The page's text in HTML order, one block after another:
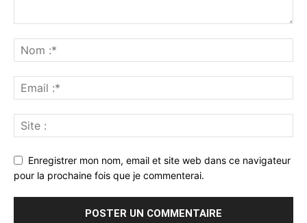
Enregistrer mon nom, email et site web dans ce navigateur
pour la prochaine fois que je commenterai.